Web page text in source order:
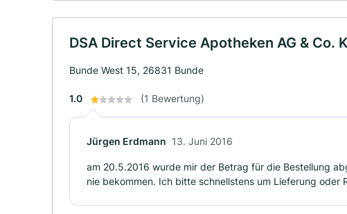
DSA Direct Service Apotheken AG & Co.
Bunde West 15, 26831 Bunde
1.0 (1 Bewertung)
Jürgen Erdmann 13. Juni 2016
am 20.5.2016 wurde mir der Betrag für die Bestellung
nie bekommen. Ich bitte schnellstens um Lieferung oder